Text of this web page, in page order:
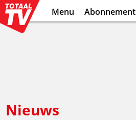
Menu Abonnement
Nieuws